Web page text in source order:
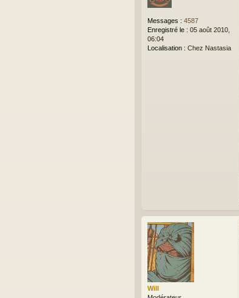
Messages : 4587
Enregistré le : 05 août 2010,
06:04
Localisation : Chez Nastasia
Will